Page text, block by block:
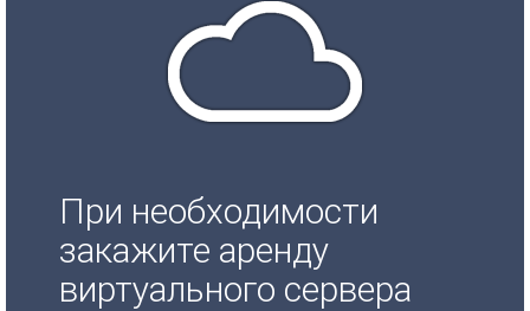
При необходимости
закажите аренду
виртуального сервера